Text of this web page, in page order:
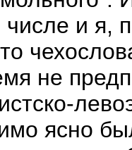
и я,
не
ясно